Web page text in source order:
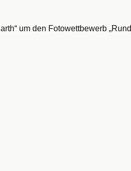
um den Fotowettbewerb „Rund